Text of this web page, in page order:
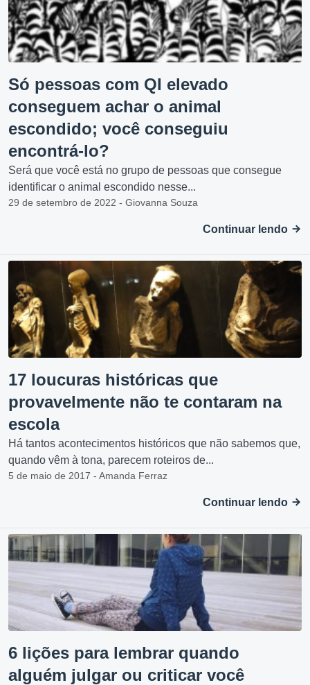
Só pessoas com QI elevado
conseguem achar o animal
escondido; você conseguiu
encontrá-lo?
Será que você está no grupo de pessoas que consegue
identificar o animal escondido nesse...
29 de setembro de 2022 - Giovanna Souza
Continuar lendo
17 loucuras históricas que
provavelmente não te contaram na
escola
Há tantos acontecimentos históricos que não sabemos que,
quando vêm à tona, parecem roteiros de...
5 de maio de 2017 - Amanda Ferraz
Continuar lendo
6 lições para lembrar quando
alguém julgar ou criticar você